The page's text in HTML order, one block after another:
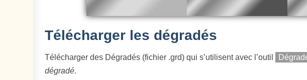
Télécharger les dégradés
Télécharger des Dégradés (fichier .grd) qui s’utilisent avec l’outil
dégradé.